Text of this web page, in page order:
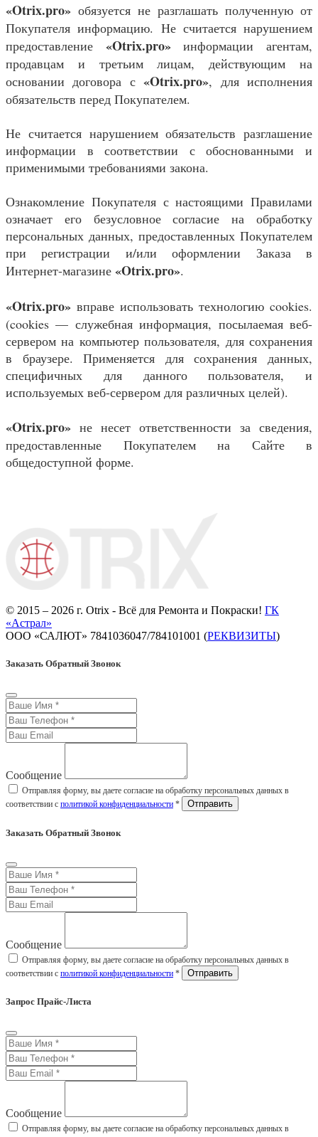
«Otrix.pro» обязуется не разглашать полученную от
Покупателя информацию. Не считается нарушением
предоставление «Otrix.pro»информации агентам,
продавцам и третьим лицам, действующим на
основании договора с«Otrix.pro», для исполнения
обязательств перед Покупателем.
Не считается нарушением обязательств разглашение
информации в соответствии с обоснованными и
применимыми требованиями закона.
Ознакомление Покупателя с настоящими Правилами
означает его безусловное согласие на обработку
персональных данных, предоставленных Покупателем
при регистрации и/или оформлении Заказа в
Интернет-магазине «Otrix.pro».
«Otrix.pro» вправе использовать технологию cookies.
(cookies — служебная информация, посылаемая веб-
сервером на компьютер пользователя, для сохранения
в браузере. Применяется для сохранения данных,
специфичных для данного пользователя, и
используемых веб-сервером для различных целей).
«Otrix.pro» не несет ответственности за сведения,
предоставленные Покупателем на Сайте в
общедоступной форме.
© 2015 – 2026 г. Otrix - Всё для Ремонта и Покраски! ГК
«Астрал»
ООО «САЛЮТ» 7841036047/784101001 (РЕКВИЗИТЫ)
Заказать Обратный Звонок
Сообщение
Отправляя форму, вы даете согласие на обработку персональных данных в
соответствии с политикой конфиденциальности *
Заказать Обратный Звонок
Сообщение
Отправляя форму, вы даете согласие на обработку персональных данных в
соответствии с политикой конфиденциальности *
Запрос Прайс-Листа
Сообщение
Отправляя форму, вы даете согласие на обработку персональных данных в